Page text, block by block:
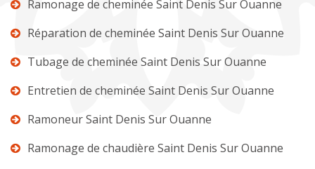
Ramonage de cheminée Saint Denis Sur Ouanne
Réparation de cheminée Saint Denis Sur Ouanne
Tubage de cheminée Saint Denis Sur Ouanne
Entretien de cheminée Saint Denis Sur Ouanne
Ramoneur Saint Denis Sur Ouanne
Ramonage de chaudière Saint Denis Sur Ouanne